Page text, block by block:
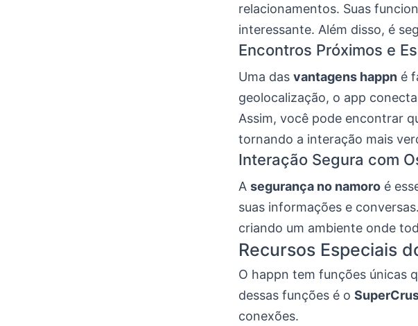
relacionamentos. Suas
interessante. Além disso, é
Encontros Próximos e
Uma das vantagens happn é
geolocalização, o app
Assim, você pode encontrar
tornando a interação mais
Interação Segura com
A segurança no namoro é
suas informações e
criando um ambiente onde
Recursos Especiais
O happn tem funções únicas
dessas funções é o
conexões.